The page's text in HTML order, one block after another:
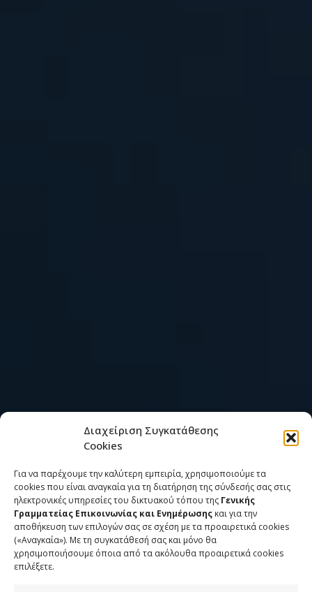
Διαχείριση Συγκατάθεσης
Cookies
Για να παρέχουμε την καλύτερη εμπειρία, χρησιμοποιούμε τα
cookies που είναι αναγκαία για τη διατήρηση της σύνδεσής σας στις
ηλεκτρονικές υπηρεσίες του δικτυακού τόπου της Γενικής
Γραμματείας Επικοινωνίας και Ενημέρωσης και για την
αποθήκευση των επιλογών σας σε σχέση με τα προαιρετικά cookies
(«Αναγκαία»). Με τη συγκατάθεσή σας και μόνο θα
χρησιμοποιήσουμε όποια από τα ακόλουθα προαιρετικά cookies
επιλέξετε.